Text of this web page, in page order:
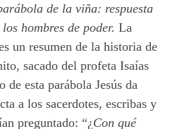
de la viña: respuesta
hombres de poder. La
un resumen de la historia de
sacado del profeta Isaías
esta parábola Jesús da
a los sacerdotes, escribas y
preguntado: “¿Con qué